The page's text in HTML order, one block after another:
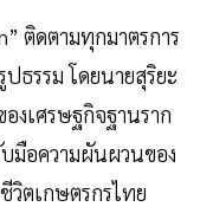
ติดตามทุกมาตรการ
ธรรม โดยนายสุริยะ
งเศรษฐกิจฐานราก
มือความผันผวนของ
ตเกษตรกรไทย